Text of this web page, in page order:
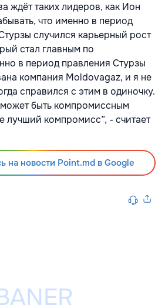
ждёт таких лидеров, как Ион
что именно в период
случился карьерный рост
стал главным по
в период правления Стурзы
компания Moldovagaz, и я не
справился с этим в одиночку.
быть компромиссным
лучший компромисс”, - считает
на новости Point.md в Google